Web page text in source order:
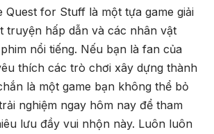
Quest for Stuff là một tựa game giải
truyện hấp dẫn và các nhân vật
nổi tiếng. Nếu bạn là fan của
thích các trò chơi xây dựng thành
là một game bạn không thể bỏ
nghiệm ngay hôm nay để tham
lưu đầy vui nhộn này. Luôn luôn